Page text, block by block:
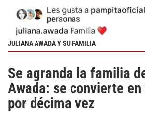
JULIANA AWADA Y SU FAMILIA
Se agranda la familia
Awada: se convierte
por décima vez